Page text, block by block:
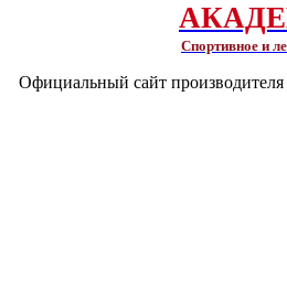
Спортивное и
Официальный сайт